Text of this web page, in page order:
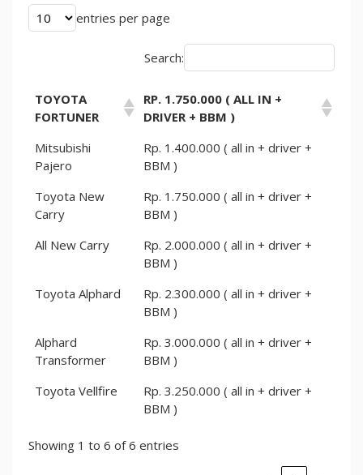
entries per page
Search:
TOYOTA
FORTUNER
RP. 1.750.000 ( ALL IN +
DRIVER + BBM )
Mitsubishi
Pajero
Rp. 1.400.000 ( all in + driver +
BBM )
Toyota New
Carry
Rp. 1.750.000 ( all in + driver +
BBM )
All New Carry
Rp. 2.000.000 ( all in + driver +
BBM )
Toyota Alphard
Rp. 2.300.000 ( all in + driver +
BBM )
Alphard
Transformer
Rp. 3.000.000 ( all in + driver +
BBM )
Toyota Vellfire
Rp. 3.250.000 ( all in + driver +
BBM )
Showing 1 to 6 of 6 entries